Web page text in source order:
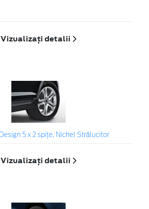
Vizualizați detalii
5 x 2 spițe, Nichel Strălucitor
Vizualizați detalii